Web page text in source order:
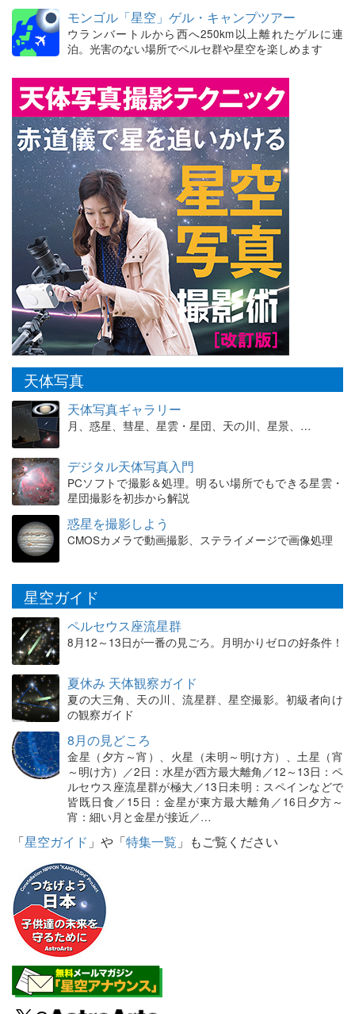
モンゴル「星空」ゲル・キャンプツアー
ウランバートルから西へ250km以上離れたゲルに連
泊。光害のない場所でペルセ群や星空を楽しめます
天体写真
天体写真ギャラリー
月、惑星、彗星、星雲・星団、天の川、星景、…
デジタル天体写真入門
PCソフトで撮影＆処理。明るい場所でもできる星雲・
星団撮影を初歩から解説
惑星を撮影しよう
CMOSカメラで動画撮影、ステライメージで画像処理
星空ガイド
ペルセウス座流星群
8月12～13日が一番の見ごろ。月明かりゼロの好条件！
夏休み 天体観察ガイド
夏の大三角、天の川、流星群、星空撮影。初級者向け
の観察ガイド
8月の見どころ
金星（夕方～宵）、火星（未明～明け方）、土星（宵
～明け方）／2日：水星が西方最大離角／12～13日：ペ
ルセウス座流星群が極大／13日未明：スペインなどで
皆既日食／15日：金星が東方最大離角／16日夕方～
宵：細い月と金星が接近／…
「星空ガイド 」や「特集一覧 」もご覧ください